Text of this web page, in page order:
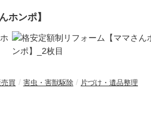
ホンポ】
買 害虫・害獣駆除 片づけ・遺品整理